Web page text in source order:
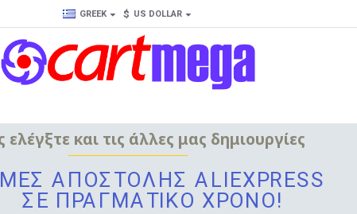
GREEK $ US DOLLAR
ελέγξτε και τις άλλες μας δημιουργίες
ΑΠΟΣΤΟΛΉΣ ALIEXPRESS
ΣΕ ΠΡΑΓΜΑΤΙΚΌ ΧΡΌΝΟ!